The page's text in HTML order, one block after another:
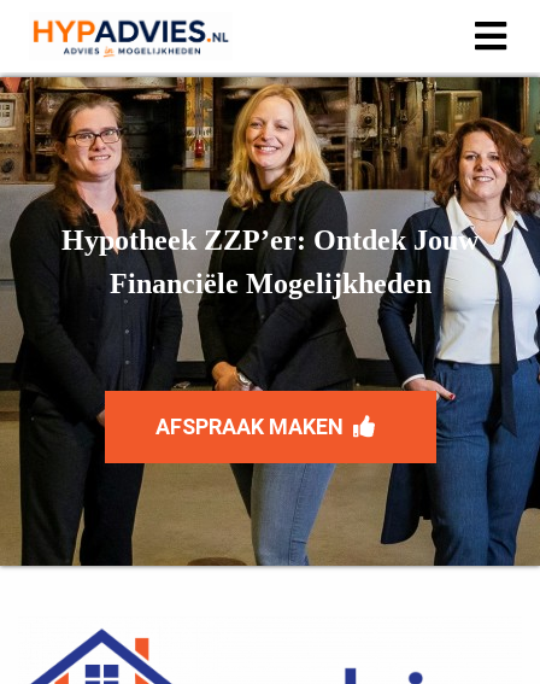
Hypotheek ZZP’er: Ontdek Jouw
Financiële Mogelijkheden
AFSPRAAK MAKEN